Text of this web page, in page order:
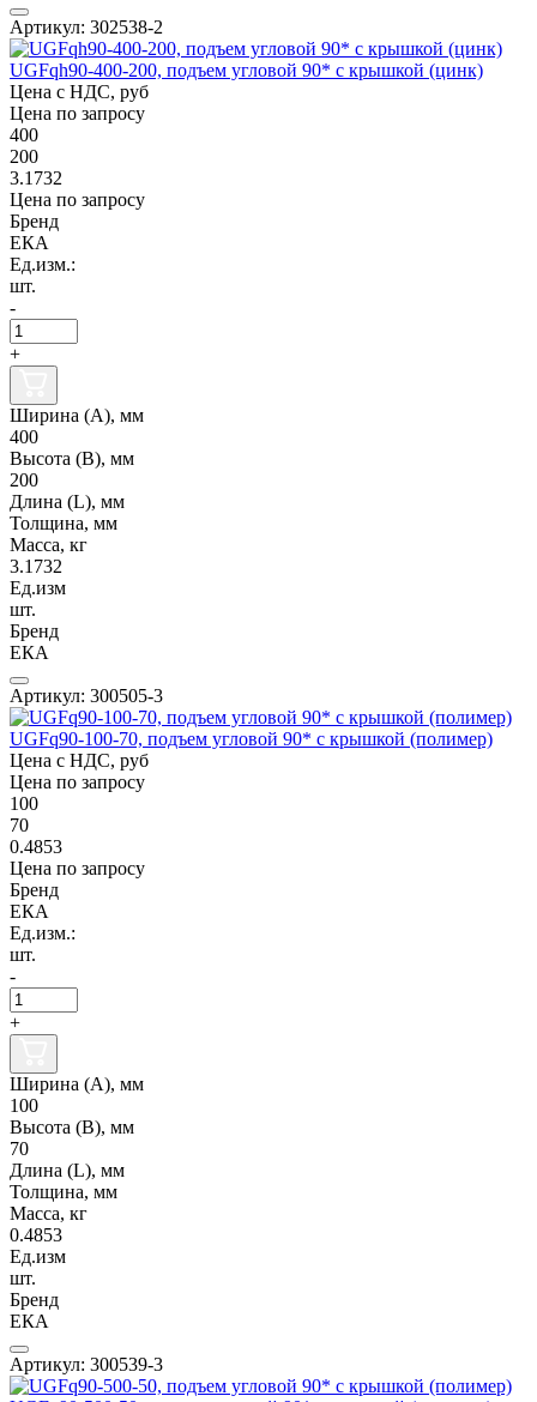
Артикул: 302538-2
UGFqh90-400-200, подъем угловой 90* с крышкой (цинк)
Цена с НДС, руб
Цена по запросу
400
200
3.1732
Цена по запросу
Бренд
ЕКА
Ед.изм.:
шт.
-
+
Ширина (А), мм
400
Высота (В), мм
200
Длина (L), мм
Толщина, мм
Масса, кг
3.1732
Ед.изм
шт.
Бренд
ЕКА
Артикул: 300505-3
UGFq90-100-70, подъем угловой 90* с крышкой (полимер)
Цена с НДС, руб
Цена по запросу
100
70
0.4853
Цена по запросу
Бренд
ЕКА
Ед.изм.:
шт.
-
+
Ширина (А), мм
100
Высота (В), мм
70
Длина (L), мм
Толщина, мм
Масса, кг
0.4853
Ед.изм
шт.
Бренд
ЕКА
Артикул: 300539-3